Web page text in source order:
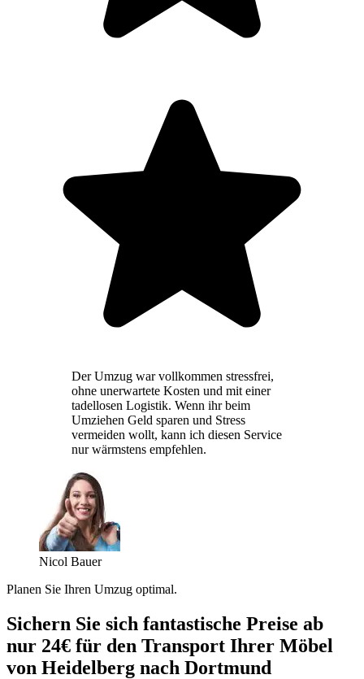
Der Umzug war vollkommen stressfrei,
ohne unerwartete Kosten und mit einer
tadellosen Logistik. Wenn ihr beim
Umziehen Geld sparen und Stress
vermeiden wollt, kann ich diesen Service
nur wärmstens empfehlen.
Nicol Bauer
Planen Sie Ihren Umzug optimal.
Sichern Sie sich fantastische Preise ab
nur 24€ für den Transport Ihrer Möbel
von Heidelberg nach Dortmund